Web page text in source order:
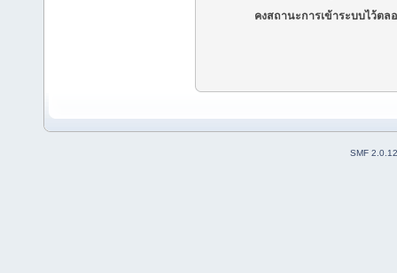
คงสถานะการเข้าระบบไว้ตล
SMF 2.0.12